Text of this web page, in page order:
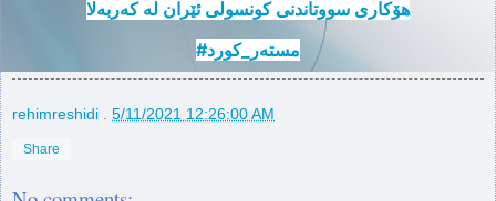
هۆكاری سووتاندنی كونسولی ئێران له‌ كه‌ربه‌لا
#مسته‌ر_كورد
rehimreshidi . 5/11/2021 12:26:00 AM
Share